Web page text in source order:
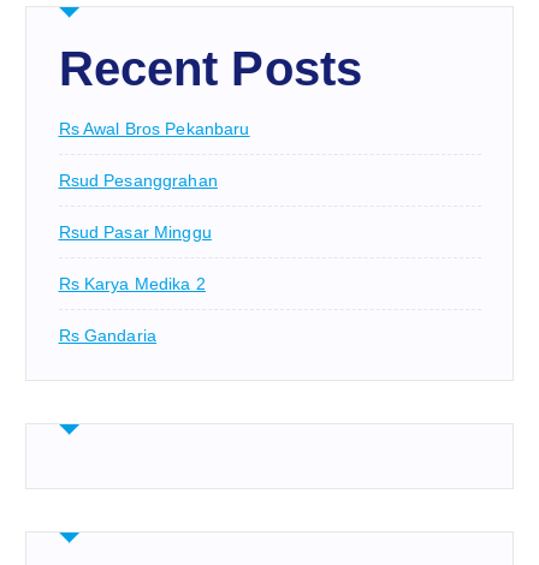
Recent Posts
Rs Awal Bros Pekanbaru
Rsud Pesanggrahan
Rsud Pasar Minggu
Rs Karya Medika 2
Rs Gandaria